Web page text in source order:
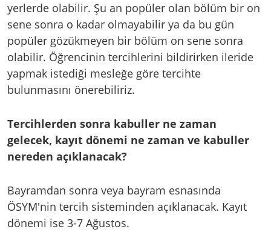
yerlerde olabilir. Şu an popüler olan bölüm bir on
sene sonra o kadar olmayabilir ya da bu gün
popüler gözükmeyen bir bölüm on sene sonra
olabilir. Öğrencinin tercihlerini bildirirken ileride
yapmak istediği mesleğe göre tercihte
bulunmasını önerebiliriz.
Tercihlerden sonra kabuller ne zaman
gelecek, kayıt dönemi ne zaman ve kabuller
nereden açıklanacak?
Bayramdan sonra veya bayram esnasında
ÖSYM'nin tercih sisteminden açıklanacak. Kayıt
dönemi ise 3-7 Ağustos.